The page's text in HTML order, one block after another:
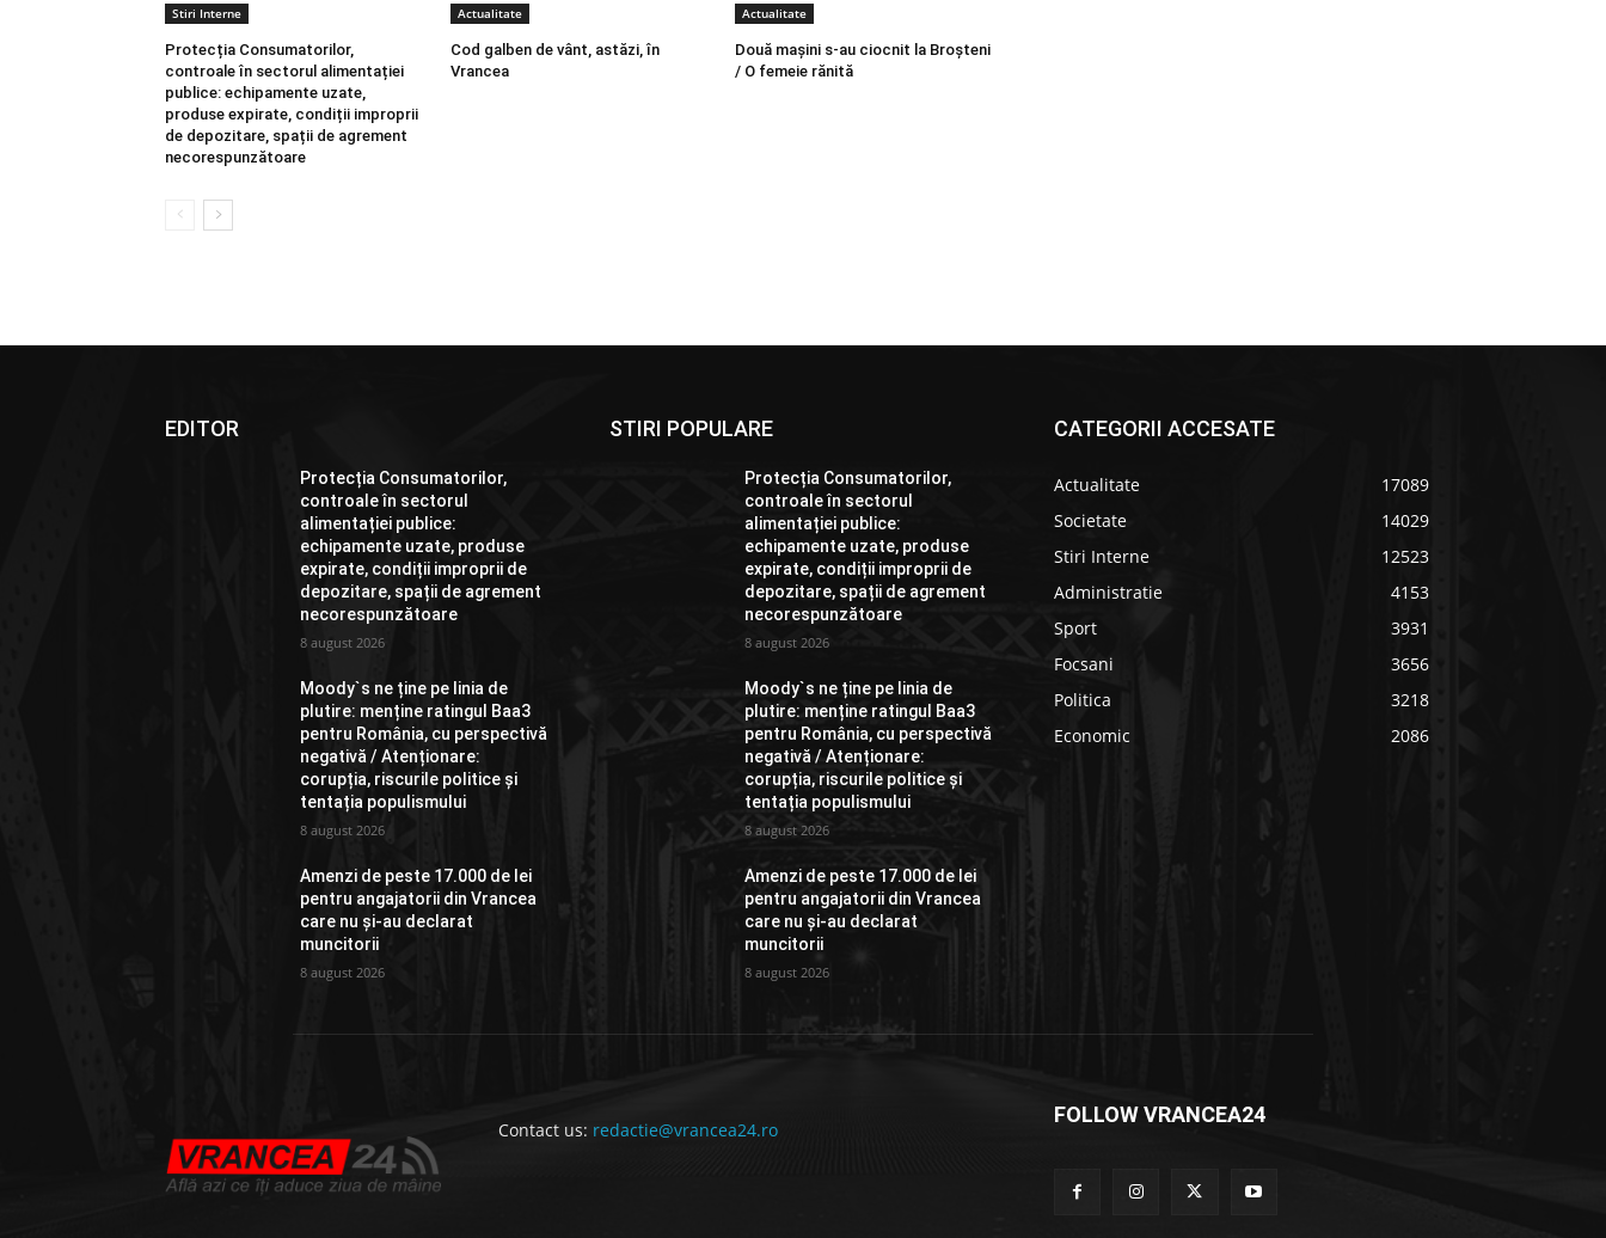
Stiri Interne
Protecția Consumatorilor,
controale în sectorul alimentației
publice: echipamente uzate,
produse expirate, condiții improprii
de depozitare, spații de agrement
necorespunzătoare
Actualitate
Cod galben de vânt, astăzi, în
Vrancea
Actualitate
Două mașini s-au ciocnit la Broșteni
/ O femeie rănită
EDITOR
Protecția Consumatorilor,
controale în sectorul
alimentației publice:
echipamente uzate, produse
expirate, condiții improprii de
depozitare, spații de agrement
necorespunzătoare
8 august 2026
Moody`s ne ține pe linia de
plutire: menține ratingul Baa3
pentru România, cu perspectivă
negativă / Atenționare:
corupția, riscurile politice și
tentația populismului
8 august 2026
Amenzi de peste 17.000 de lei
pentru angajatorii din Vrancea
care nu și-au declarat
muncitorii
8 august 2026
STIRI POPULARE
Protecția Consumatorilor,
controale în sectorul
alimentației publice:
echipamente uzate, produse
expirate, condiții improprii de
depozitare, spații de agrement
necorespunzătoare
8 august 2026
Moody`s ne ține pe linia de
plutire: menține ratingul Baa3
pentru România, cu perspectivă
negativă / Atenționare:
corupția, riscurile politice și
tentația populismului
8 august 2026
Amenzi de peste 17.000 de lei
pentru angajatorii din Vrancea
care nu și-au declarat
muncitorii
8 august 2026
CATEGORII ACCESATE
Actualitate
17089
Societate
14029
Stiri Interne
12523
Administratie
4153
Sport
3931
Focsani
3656
Politica
3218
Economic
2086
Contact us: redactie@vrancea24.ro
FOLLOW VRANCEA24